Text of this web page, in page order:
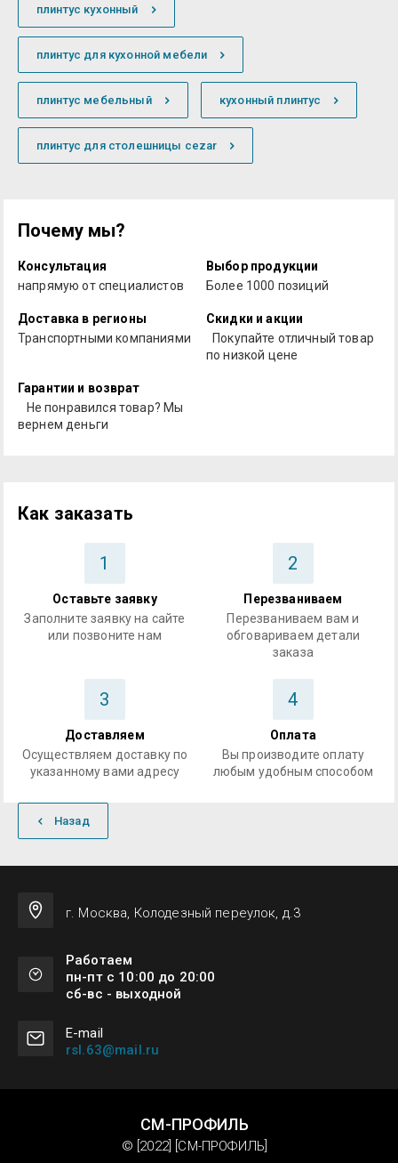
плинтус кухонный
плинтус для кухонной мебели
плинтус мебельный кухонный плинтус
плинтус для столешницы cezar
Почему мы?
Консультация
напрямую от специалистов
Выбор продукции
Более 1000 позиций
Доставка в регионы
Транспортными компаниями
Скидки и акции
Покупайте отличный товар
по низкой цене
Гарантии и возврат
Не понравился товар? Мы
вернем деньги
Как заказать
1
Оставьте заявку
Заполните заявку на сайте
или позвоните нам
2
Перезваниваем
Перезваниваем вам и
обговариваем детали
заказа
3
Доставляем
Осуществляем доставку по
указанному вами адресу
4
Оплата
Вы производите оплату
любым удобным способом
Назад
г. Москва, Колодезный переулок, д.3
Работаем
пн-пт с 10:00 до 20:00
сб-вс - выходной
Е-mail
rsl.63@mail.ru
СМ-ПРОФИЛЬ
© [2022] [СМ-ПРОФИЛЬ]